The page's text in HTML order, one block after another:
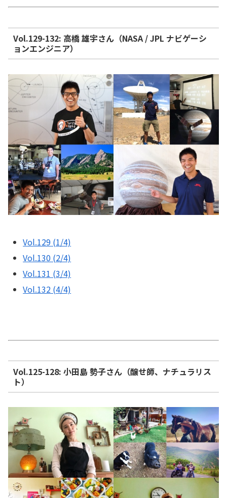
Vol.129-132: 高橋 雄宇さん（NASA / JPL ナビゲーシ
ョンエンジニア）
Vol.129 (1/4)
Vol.130 (2/4)
Vol.131 (3/4)
Vol.132 (4/4)
Vol.125-128: 小田島 勢子さん（醸せ師、ナチュラリス
ト）